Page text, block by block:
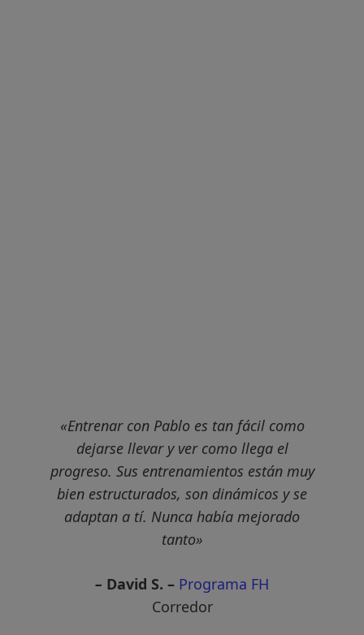
«Entrenar con Pablo es tan fácil como
dejarse llevar y ver como llega el
progreso. Sus entrenamientos están muy
bien estructurados, son dinámicos y se
adaptan a tí. Nunca había mejorado
tanto»
– David S. – Programa FH
Corredor